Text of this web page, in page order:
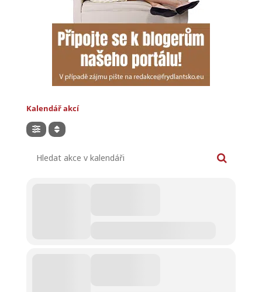
Kalendář akcí